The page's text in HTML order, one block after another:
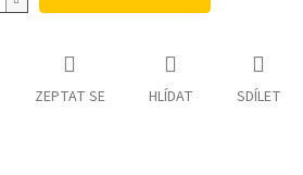
ZEPTAT SE HLÍDAT SDÍLET